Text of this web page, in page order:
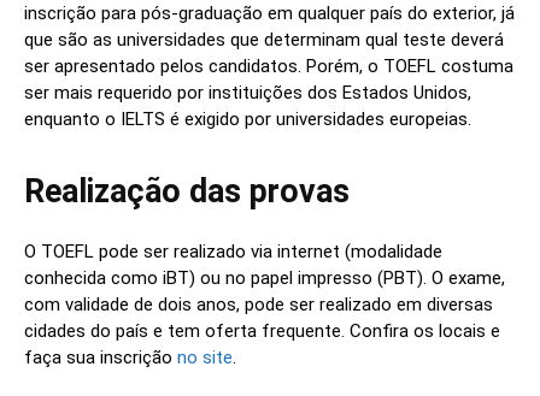
inscrição para pós-graduação em qualquer país do exterior, já
que são as universidades que determinam qual teste deverá
ser apresentado pelos candidatos. Porém, o TOEFL costuma
ser mais requerido por instituições dos Estados Unidos,
enquanto o IELTS é exigido por universidades europeias.
Realização das provas
O TOEFL pode ser realizado via internet (modalidade
conhecida como iBT) ou no papel impresso (PBT). O exame,
com validade de dois anos, pode ser realizado em diversas
cidades do país e tem oferta frequente. Confira os locais e
faça sua inscrição no site.